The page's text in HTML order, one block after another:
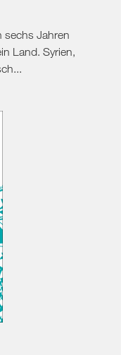
sechs Jahren
Land. Syrien,